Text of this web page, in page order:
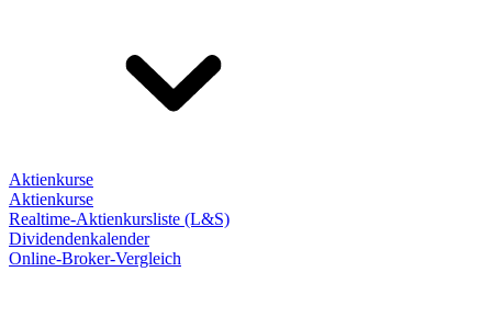
Aktienkurse
Aktienkurse
Realtime-Aktienkursliste (L&S)
Dividendenkalender
Online-Broker-Vergleich